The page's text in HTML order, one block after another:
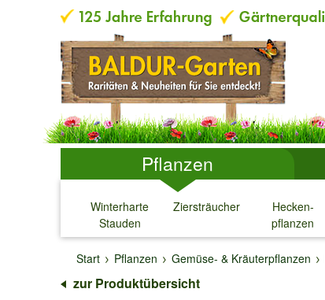
Pflanzen
Winterharte
Stauden
↓
Ziersträucher
↓
Hecken-
pflanzen
↓
Start
Pflanzen Gemüse- & Kräuterpflanzen
zur Produktübersicht